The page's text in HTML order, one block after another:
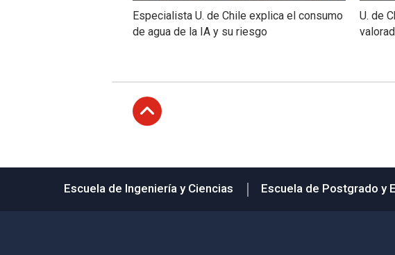
Especialista U. de Chile explica el consumo
de agua de la IA y su riesgo
U. de
Escuela de Ingeniería y Ciencias Escuela de Postgrado y